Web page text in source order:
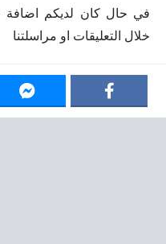
في حال كان لديكم اضافة
خلال التعليقات او مراسلتنا